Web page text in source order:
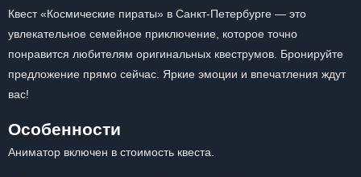
Квест «Космические пираты» в Санкт-Петербурге — это
увлекательное семейное приключение, которое точно
понравится любителям оригинальных квеструмов. Бронируйте
предложение прямо сейчас. Яркие эмоции и впечатления ждут
вас!
Особенности
Аниматор включен в стоимость квеста.